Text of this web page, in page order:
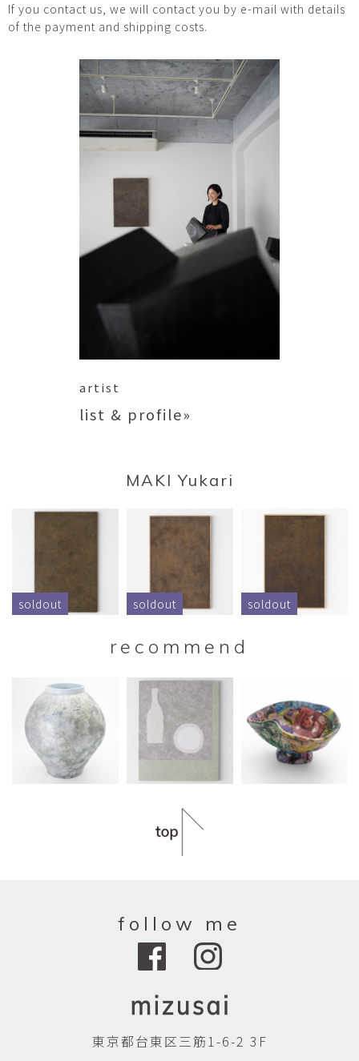
If you contact us, we will contact you by e-mail with details
of the payment and shipping costs.
artist
list & profile»
MAKI Yukari
soldout soldout soldout
recommend
follow me
東京都台東区三筋1-6-2 3F